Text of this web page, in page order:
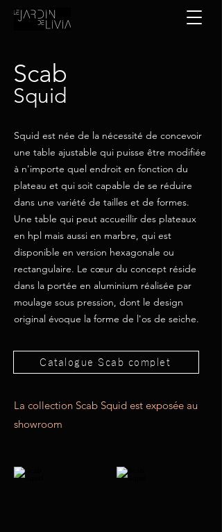
Scab
Squid
Squid est née de la nécessité de concevoir
une table ajustable qui puisse être modifiée
à n'importe quel endroit en fonction du
plateau et qui soit capable de se réduire
dans une variété de tailles et de formes.
Une table qui peut accueillir des plateaux
en hpl mais aussi en marbre, qui est
disponible en version hexagonale ou
rectangulaire. Le cœur du concept réside
dans la portée en aluminium réalisée par
moulage sous pression, dont le design
original évoque la forme de l'os de seiche.
Catalogue Scab complet
La collection Scab Squid est exposée au
showroom